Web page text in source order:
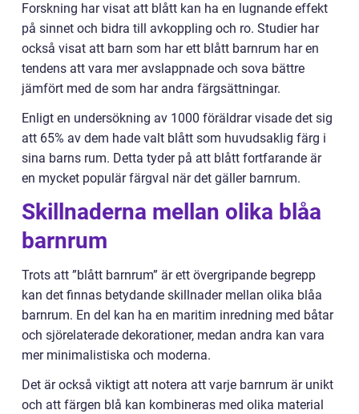
Forskning har visat att blått kan ha en lugnande effekt
på sinnet och bidra till avkoppling och ro. Studier har
också visat att barn som har ett blått barnrum har en
tendens att vara mer avslappnade och sova bättre
jämfört med de som har andra färgsättningar.
Enligt en undersökning av 1000 föräldrar visade det sig
att 65% av dem hade valt blått som huvudsaklig färg i
sina barns rum. Detta tyder på att blått fortfarande är
en mycket populär färgval när det gäller barnrum.
Skillnaderna mellan olika blåa
barnrum
Trots att ”blått barnrum” är ett övergripande begrepp
kan det finnas betydande skillnader mellan olika blåa
barnrum. En del kan ha en maritim inredning med båtar
och sjörelaterade dekorationer, medan andra kan vara
mer minimalistiska och moderna.
Det är också viktigt att notera att varje barnrum är unikt
och att färgen blå kan kombineras med olika material